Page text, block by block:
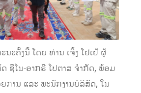
ະຄັ້ງນີ້ ໂດຍ ທ່ານ ເຈິ້ງ ໂຢເຢ້ ຜູ້
ຊີໂນ-ອາກຣີ ໂປຕາສ ຈໍາກັດ, ພ້ອມ
ການ ແລະ ພະນັກງານບໍລິສັດ, ໃນ